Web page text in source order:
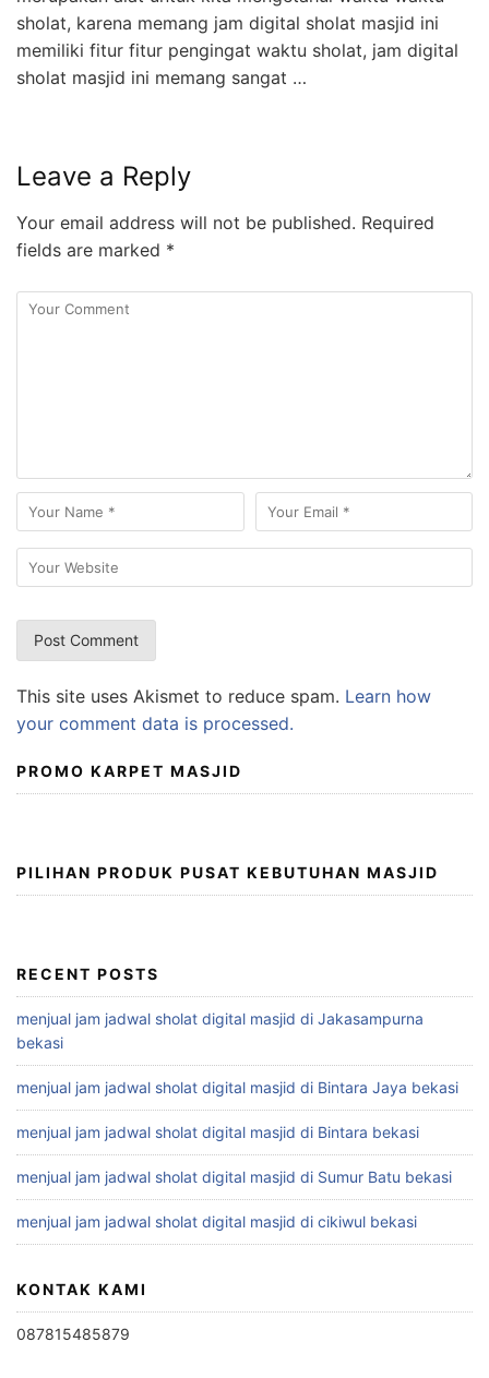
sholat, karena memang jam digital sholat masjid ini
memiliki fitur fitur pengingat waktu sholat, jam digital
sholat masjid ini memang sangat …
Leave a Reply
Your email address will not be published. Required
fields are marked *
This site uses Akismet to reduce spam. Learn how
your comment data is processed.
PROMO KARPET MASJID
PILIHAN PRODUK PUSAT KEBUTUHAN MASJID
RECENT POSTS
menjual jam jadwal sholat digital masjid di Jakasampurna
bekasi
menjual jam jadwal sholat digital masjid di Bintara Jaya bekasi
menjual jam jadwal sholat digital masjid di Bintara bekasi
menjual jam jadwal sholat digital masjid di Sumur Batu bekasi
menjual jam jadwal sholat digital masjid di cikiwul bekasi
KONTAK KAMI
087815485879